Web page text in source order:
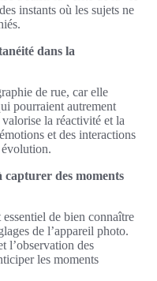
instants où les sujets ne
dans la
de rue, car elle
pourraient autrement
la réactivité et la
et des interactions
évolution.
capturer des moments
de bien connaître
de l’appareil photo.
l’observation des
les moments